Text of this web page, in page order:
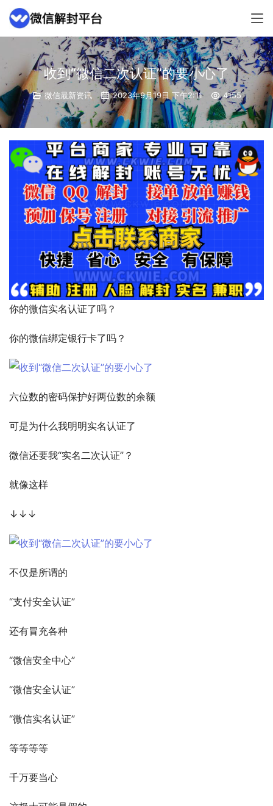
收到“微信二次认证”的要小心了
微信最新资讯 2023年9月19日 下午2:11 4155
你的微信实名认证了吗？
你的微信绑定银行卡了吗？
六位数的密码保护好两位数的余额
可是为什么我明明实名认证了
微信还要我“实名二次认证”？
就像这样
↓↓↓
不仅是所谓的
“支付安全认证”
还有冒充各种
“微信安全中心”
“微信安全认证”
“微信实名认证”
等等等等
千万要当心